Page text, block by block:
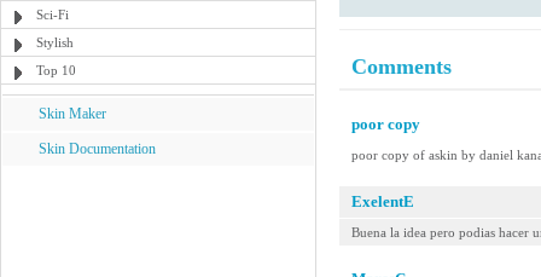
Sci-Fi
Stylish
Top 10
Skin Maker
Skin Documentation
Comments
poor copy
poor copy of askin by daniel
ExelentE
Buena la idea pero podias hacer